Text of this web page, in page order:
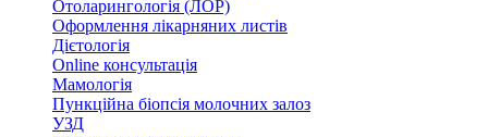
Отоларингологія (ЛОР)
Оформлення лікарняних листів
Дієтологія
Online консультація
Мамологія
Пункційна біопсія молочних залоз
УЗД